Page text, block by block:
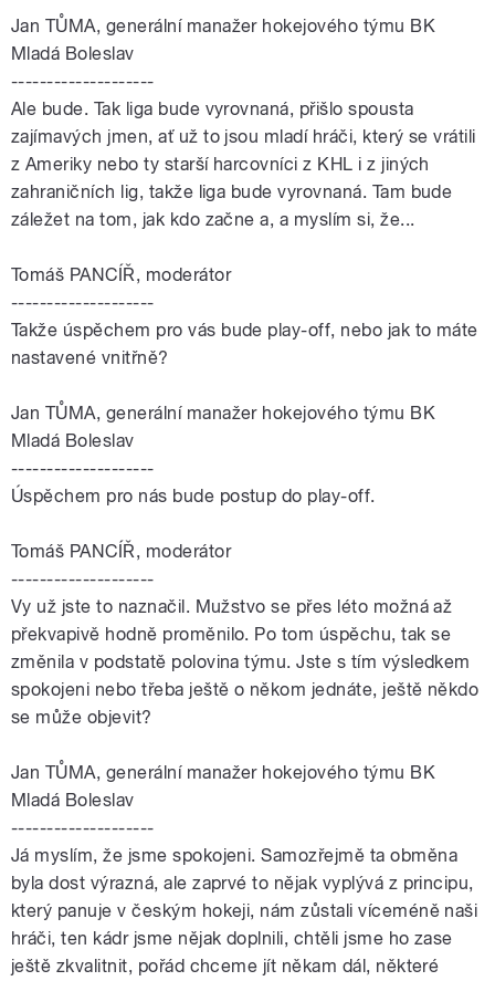
Jan TŮMA, generální manažer hokejového týmu BK
Mladá Boleslav
--------------------
Ale bude. Tak liga bude vyrovnaná, přišlo spousta
zajímavých jmen, ať už to jsou mladí hráči, který se vrátili
z Ameriky nebo ty starší harcovníci z KHL i z jiných
zahraničních lig, takže liga bude vyrovnaná. Tam bude
záležet na tom, jak kdo začne a, a myslím si, že...
Tomáš PANCÍŘ, moderátor
--------------------
Takže úspěchem pro vás bude play-off, nebo jak to máte
nastavené vnitřně?
Jan TŮMA, generální manažer hokejového týmu BK
Mladá Boleslav
--------------------
Úspěchem pro nás bude postup do play-off.
Tomáš PANCÍŘ, moderátor
--------------------
Vy už jste to naznačil. Mužstvo se přes léto možná až
překvapivě hodně proměnilo. Po tom úspěchu, tak se
změnila v podstatě polovina týmu. Jste s tím výsledkem
spokojeni nebo třeba ještě o někom jednáte, ještě někdo
se může objevit?
Jan TŮMA, generální manažer hokejového týmu BK
Mladá Boleslav
--------------------
Já myslím, že jsme spokojeni. Samozřejmě ta obměna
byla dost výrazná, ale zaprvé to nějak vyplývá z principu,
který panuje v českým hokeji, nám zůstali víceméně naši
hráči, ten kádr jsme nějak doplnili, chtěli jsme ho zase
ještě zkvalitnit, pořád chceme jít někam dál, některé